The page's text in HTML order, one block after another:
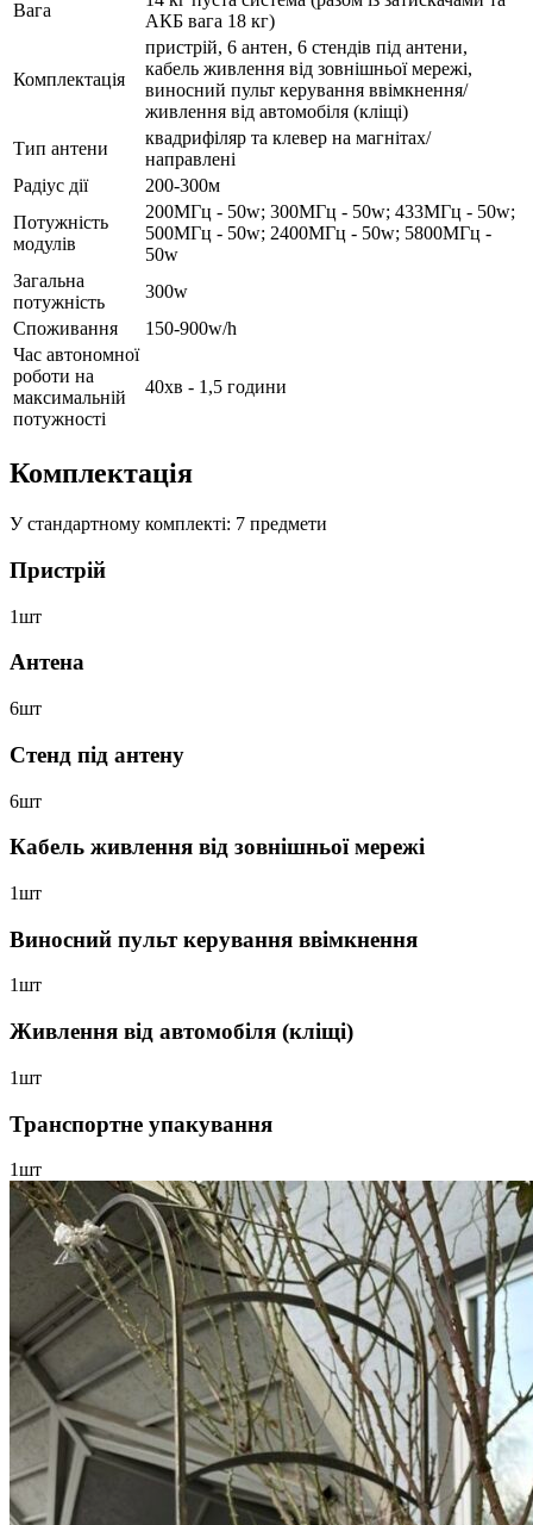
Вага
АКБ вага 18 кг)
Комплектація
пристрій, 6 антен, 6 стендів під антени,
кабель живлення від зовнішньої мережі,
виносний пульт керування ввімкнення/
живлення від автомобіля (кліщі)
Тип антени
квадрифіляр та клевер на магнітах/
направлені
Радіус дії
200-300м
Потужність
модулів
200МГц - 50w; 300МГц - 50w; 433МГц - 50w;
500МГц - 50w; 2400МГц - 50w; 5800МГц -
50w
Загальна
потужність
300w
Споживання
150-900w/h
Час автономної
роботи на
максимальній
потужності
40хв - 1,5 години
Комплектація
У стандартному комплекті: 7 предмети
Пристрій
1шт
Антена
6шт
Стенд під антену
6шт
Кабель живлення від зовнішньої мережі
1шт
Виносний пульт керування ввімкнення
1шт
Живлення від автомобіля (кліщі)
1шт
Транспортне упакування
1шт